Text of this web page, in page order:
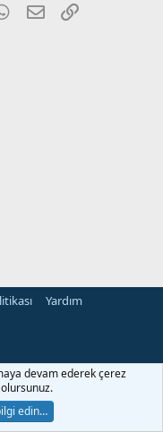
WhatsApp
E-posta
Yardım
devam ederek çerez
olursunuz.
edin…